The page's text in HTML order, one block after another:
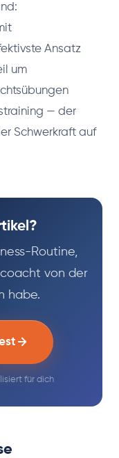
Ansatz
um
— der
Schwerkraft auf
Routine,
von der
habe.
für dich